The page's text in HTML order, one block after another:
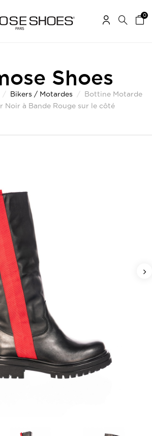
0
Shoes
Bikers / Motardes
Bottine Motarde
Noir à Bande Rouge sur le côté